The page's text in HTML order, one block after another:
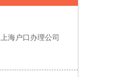
上海户口办理公司